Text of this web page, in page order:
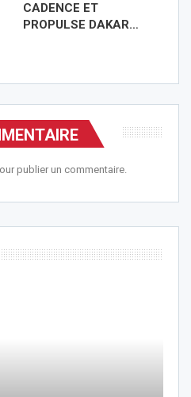
CADENCE ET
PROPULSE DAKAR…
publier un commentaire.